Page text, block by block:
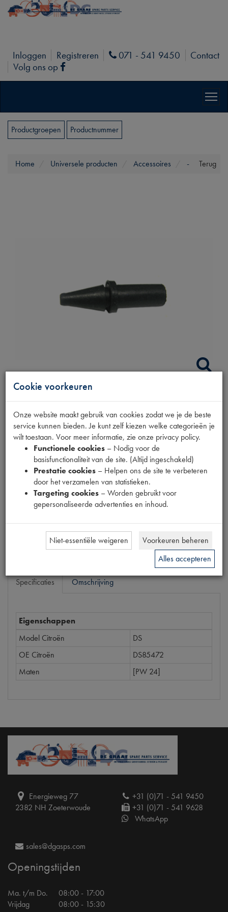
Inloggen Registreren Phone
071 - 541 9450
Contact
Volg ons op
Facebook
Productgroepen Productnummer
Terug
Home Universele producten Accessoires -
WIELDOP KLEM
RUBBER
Productnummer
1900813
2,21 (€ 1,83excl. btw)
Specificaties Omschrijving
Eigenschappen
Model Citroën
DS
OE Citroën
DS85472
Maten
[PW 24]
Energieweg 77
2382 NH Zoeterwoude
+31 (0)71 - 541 9450
+31 (0)71 - 541 9628
WhatsApp
sales@dgasps.com
Openingstijden
Ma. t/m Do.
08:00 - 17:00
Vrijdag
08:00 - 15:30
Cookie voorkeuren
Onze website maakt gebruik van cookies zodat we je de beste
service kunnen bieden. Je kunt zelf kiezen welke categorieën je
wilt toestaan. Voor meer informatie, zie onze privacy policy.
Functionele cookies – Nodig voor de
basisfunctionaliteit van de site. (Altijd ingeschakeld)
Prestatie cookies – Helpen ons de site te verbeteren
door het verzamelen van statistieken.
Targeting cookies – Worden gebruikt voor
gepersonaliseerde advertenties en inhoud.
Niet-essentiële weigeren
Voorkeuren beheren
Alles accepteren